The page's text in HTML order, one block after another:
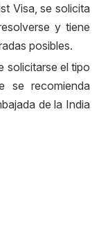
Visa, se solicita
y tiene
posibles.
solicitarse el tipo
se recomienda
de la India